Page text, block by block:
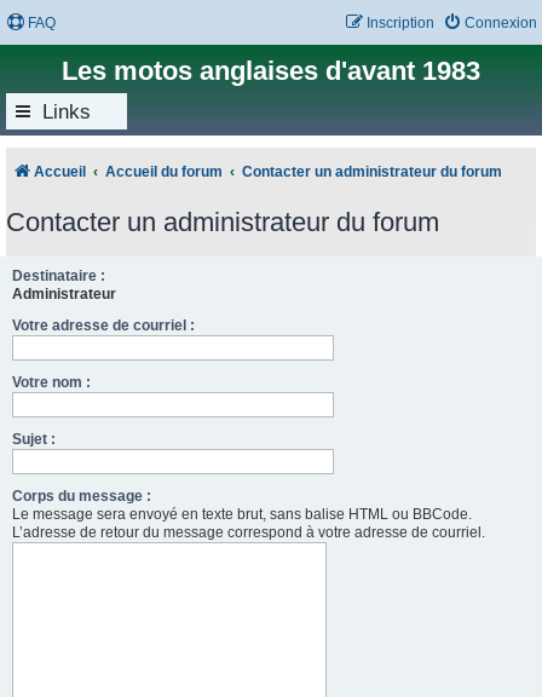
FAQ Connexion
Inscription
Les motos anglaises d'avant 1983
Links
Accueil Accueil du forum Contacter un administrateur du forum
Contacter un administrateur du forum
Destinataire :
Administrateur
Votre adresse de courriel :
Votre nom :
Sujet :
Corps du message :
Le message sera envoyé en texte brut, sans balise HTML ou BBCode.
L’adresse de retour du message correspond à votre adresse de courriel.